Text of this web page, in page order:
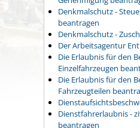
Denkmalschutz -
beantragen
Denkmalschutz -
Der Arbeitsagentur
Die Erlaubnis für den
Einzelfahrzeugen
Die Erlaubnis für den
Fahrzeugteilen
Dienstfahrerlaubnis -
beantragen